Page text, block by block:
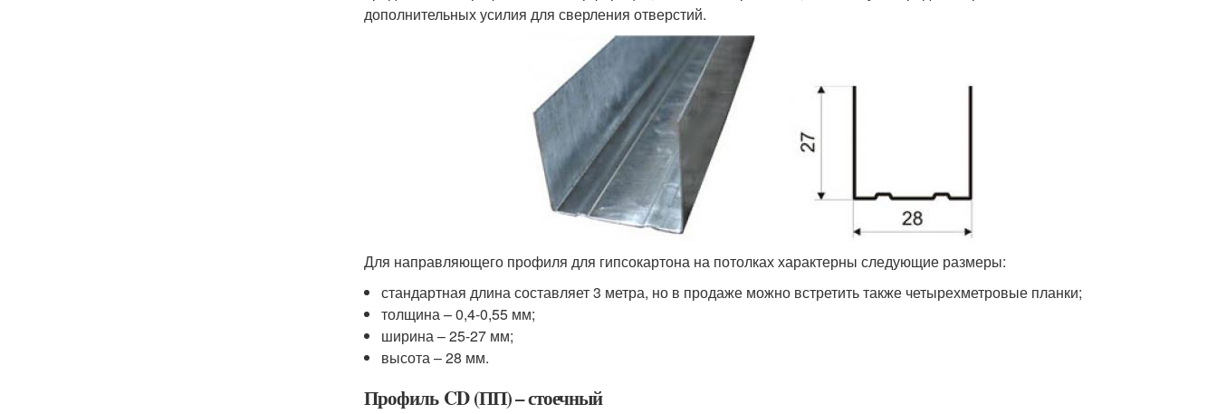
дополнительных усилия для сверления отверстий.
Для направляющего профиля для гипсокартона на потолках характерны следующие размеры:
стандартная длина составляет 3 метра, но в продаже можно встретить также четырехметровые планки;
толщина – 0,4-0,55 мм;
ширина – 25-27 мм;
высота – 28 мм.
Профиль CD (ПП) – стоечный